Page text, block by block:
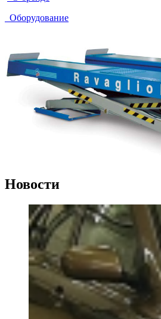
Оборудование
Новости